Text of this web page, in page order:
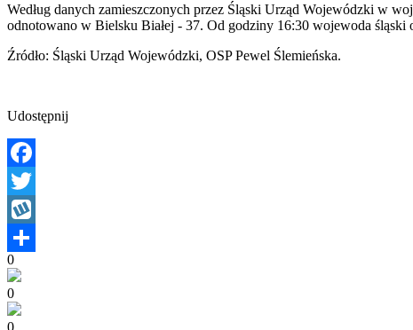
Według danych zamieszczonych przez Śląski Urząd Wojewódzki w
odnotowano w Bielsku Białej - 37. Od godziny 16:30 wojewoda
Źródło: Śląski Urząd Wojewódzki, OSP Pewel Ślemieńska.
Udostępnij
Facebook
Twitter
Wykop
Share
0
0
0